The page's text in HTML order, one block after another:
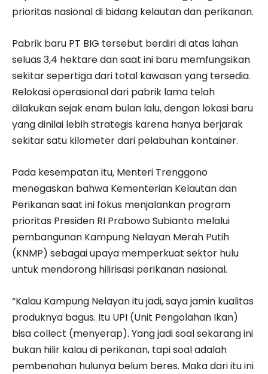
prioritas nasional di bidang kelautan dan perikanan.
Pabrik baru PT BIG tersebut berdiri di atas lahan
seluas 3,4 hektare dan saat ini baru memfungsikan
sekitar sepertiga dari total kawasan yang tersedia.
Relokasi operasional dari pabrik lama telah
dilakukan sejak enam bulan lalu, dengan lokasi baru
yang dinilai lebih strategis karena hanya berjarak
sekitar satu kilometer dari pelabuhan kontainer.
Pada kesempatan itu, Menteri Trenggono
menegaskan bahwa Kementerian Kelautan dan
Perikanan saat ini fokus menjalankan program
prioritas Presiden RI Prabowo Subianto melalui
pembangunan Kampung Nelayan Merah Putih
(KNMP) sebagai upaya memperkuat sektor hulu
untuk mendorong hilirisasi perikanan nasional.
“Kalau Kampung Nelayan itu jadi, saya jamin kualitas
produknya bagus. Itu UPI (Unit Pengolahan Ikan)
bisa collect (menyerap). Yang jadi soal sekarang ini
bukan hilir kalau di perikanan, tapi soal adalah
pembenahan hulunya belum beres. Maka dari itu ini